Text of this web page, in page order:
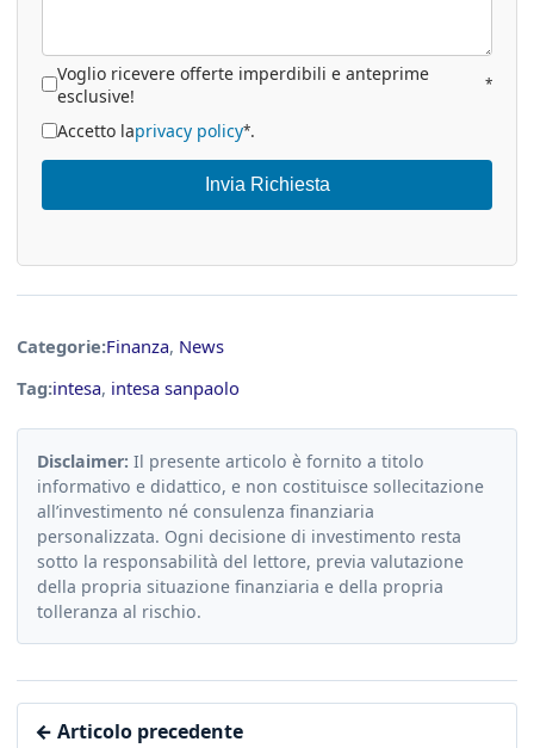
Voglio ricevere offerte imperdibili e anteprime
esclusive!
*
Accetto laprivacy policy*.
Invia Richiesta
Categorie:Finanza, News
Tag:intesa, intesa sanpaolo
Disclaimer: Il presente articolo è fornito a titolo
informativo e didattico, e non costituisce sollecitazione
all’investimento né consulenza finanziaria
personalizzata. Ogni decisione di investimento resta
sotto la responsabilità del lettore, previa valutazione
della propria situazione finanziaria e della propria
tolleranza al rischio.
← Articolo precedente